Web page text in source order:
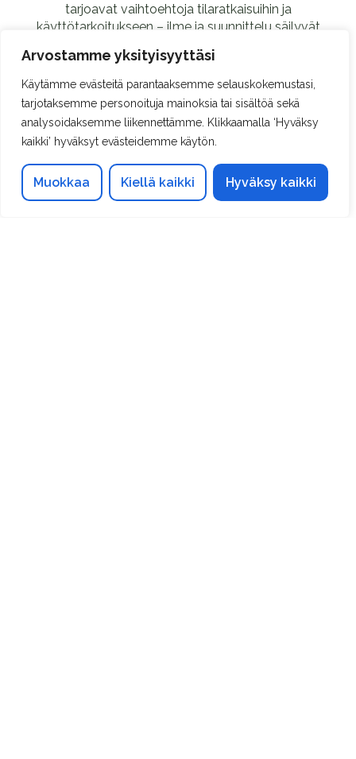
Arvostamme yksityisyyttäsi
Käytämme evästeitä parantaaksemme selauskokemustasi,
tarjotaksemme personoituja mainoksia tai sisältöä sekä
analysoidaksemme liikennettämme. Klikkaamalla ‘Hyväksy
kaikki’ hyväksyt evästeidemme käytön.
Muokkaa Kiellä kaikki Hyväksy kaikki
tarjoavat vaihtoehtoja tilaratkaisuihin ja
käyttötarkoitukseen – ilme ja suunnittelu säilyvät
KIPINÄ 5